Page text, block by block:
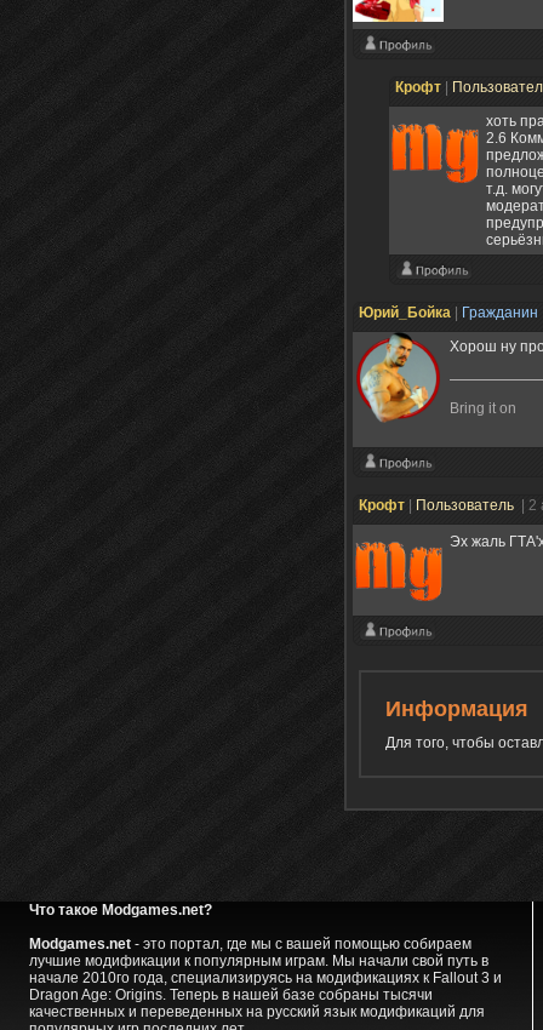
Крофт
хоть
2.6
т.д.
Юрий_Бойка Гражданин
Хорош ну
Bring it on
Крофт Пользователь |
Эх жаль
Информация
Для того, чтобы
Что такое Modgames.net?
Modgames.net- это портал, где мы с вашей помощью собираем
лучшие модификации к популярным играм. Мы начали свой путь в
начале 2010го года, специализируясь на модификациях к Fallout 3 и
Dragon Age: Origins. Теперь в нашей базе собраны тысячи
качественных и переведенных на русский язык модификаций для